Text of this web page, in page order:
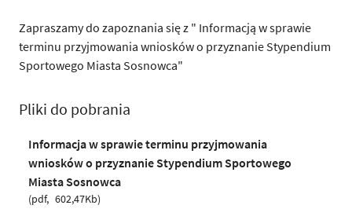
Zapraszamy do zapoznania się z " Informacją w sprawie
terminu przyjmowania wniosków o przyznanie Stypendium
Sportowego Miasta Sosnowca"
Pliki do pobrania
Informacja w sprawie terminu przyjmowania
wniosków o przyznanie Stypendium Sportowego
Miasta Sosnowca
pdf 602,47Kb